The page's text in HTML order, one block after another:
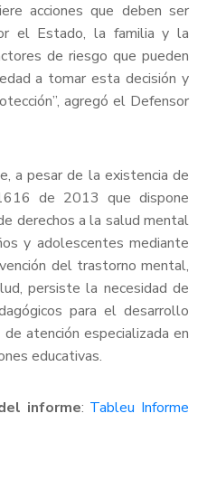
acciones que deben ser
el Estado, la familia y la
de riesgo que pueden
a tomar esta decisión y
agregó el Defensor
a pesar de la existencia de
de 2013 que dispone
derechos a la salud mental
y adolescentes mediante
del trastorno mental,
persiste la necesidad de
para el desarrollo
atención especializada en
educativas.
informe: Tableu Informe